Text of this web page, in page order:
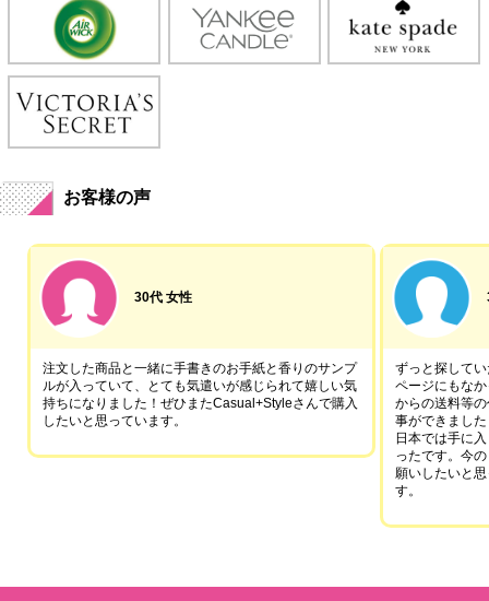
お客様の声
30代 女性
注文した商品と一緒に手書きのお手紙と香りのサンプ
ルが入っていて、とても気遣いが感じられて嬉しい気
持ちになりました！ぜひまたCasual+Styleさんで購入
したいと思っています。
ずっと探して
ページにもな
からの送料等
事ができました
日本では手に
ったです。今
願いしたいと
す。